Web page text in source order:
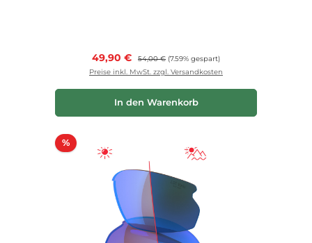
Verkaufspreis:
49,90 € Regulärer Preis:
54,00 € (7.59% gespart)
Preise inkl. MwSt. zzgl. Versandkosten
In den Warenkorb
%Rabatt